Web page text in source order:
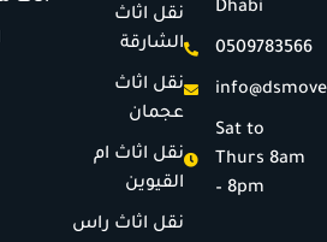
نقل اثاث
الشارقة
نقل اثاث
عجمان
نقل اثاث ام
القيوين
نقل اثاث راس
Dhabi
0509783566
Sat to
Thurs 8am
– 8pm